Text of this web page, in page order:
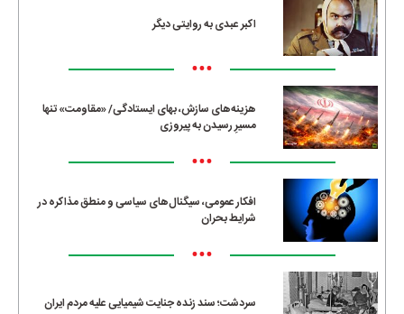
اکبر عبدی به روایتی دیگر
•••
هزینه‌های سازش، بهای ایستادگی/ «مقاومت» تنها
مسیرِ رسیدن به پیروزی
•••
افکار عمومی، سیگنال‌های سیاسی و منطق مذاکره در
شرایط بحران
•••
سردشت؛ سند زنده جنایت شیمیایی علیه مردم ایران